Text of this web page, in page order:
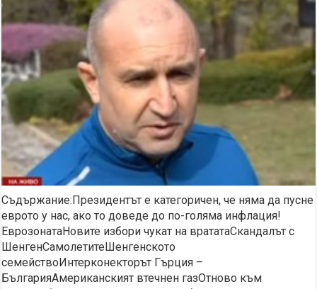
Съдържание:Президентът е категоричен, че няма да пусне
еврото у нас, ако то доведе до по-голяма инфлация!
ЕврозонатаНовите избори чукат на врататаСкандалът с
ШенгенСамолетитеШенгенското
семействоИнтерконекторът Гърция –
БългарияАмериканският втечнен газОтново към